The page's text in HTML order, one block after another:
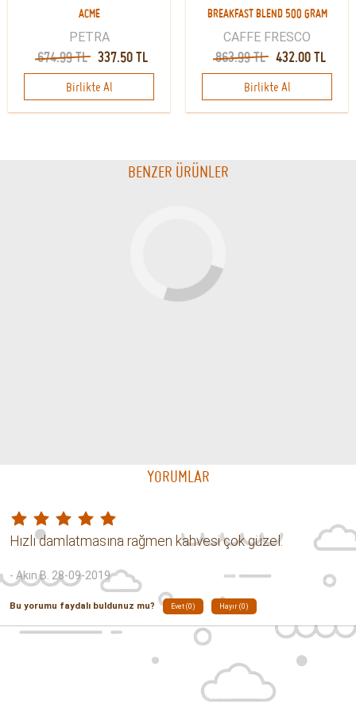
ACME
PETRA
674.99 TL 337.50 TL
Birlikte Al
BREAKFAST BLEND 500 GRAM
CAFFE FRESCO
863.99 TL 432.00 TL
Birlikte Al
BENZER ÜRÜNLER
YORUMLAR
Hızlı damlatmasına rağmen kahvesi çok güzel.
- Akın B. 28-09-2019
Bu yorumu faydalı buldunuz mu? Evet (0) Hayır (0)